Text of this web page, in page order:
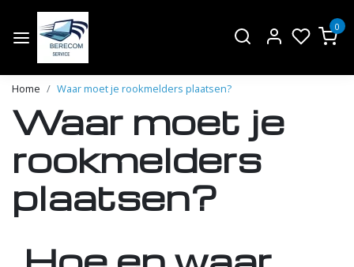
0
Home Waar moet je rookmelders plaatsen?
Waar moet je
rookmelders
plaatsen?